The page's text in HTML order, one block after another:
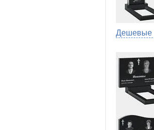
Дешевые